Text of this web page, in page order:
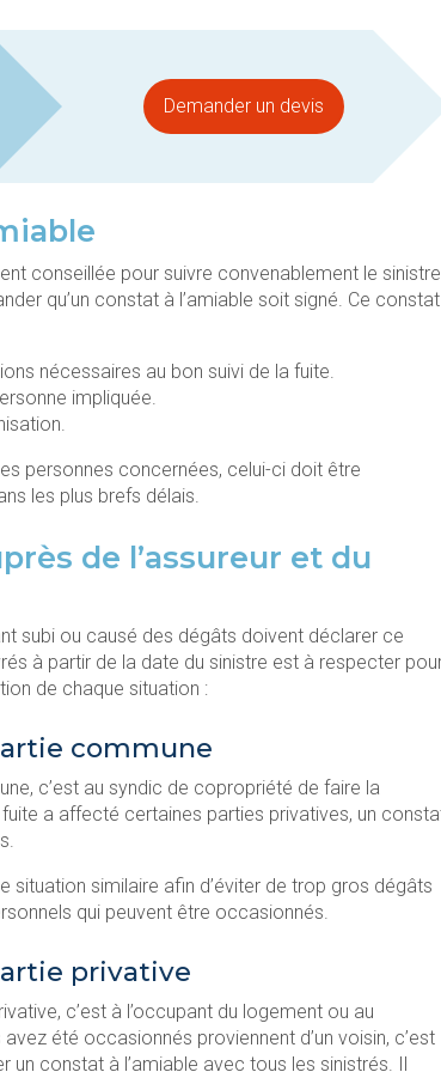
Demander un devis
conseillée pour suivre convenablement le
qu’un constat à l’amiable soit signé. Ce constat
nécessaires au bon suivi de la fuite.
impliquée.
personnes concernées, celui-ci doit être
les plus brefs délais.
de l’assureur et du
subi ou causé des dégâts doivent déclarer ce
à partir de la date du sinistre est à respecter
de chaque situation :
commune
c’est au syndic de copropriété de faire la
a affecté certaines parties privatives, un
situation similaire afin d’éviter de trop gros dégâts
qui peuvent être occasionnés.
privative
c’est à l’occupant du logement ou au
été occasionnés proviennent d’un voisin, c’est
un constat à l’amiable avec tous les sinistrés. Il